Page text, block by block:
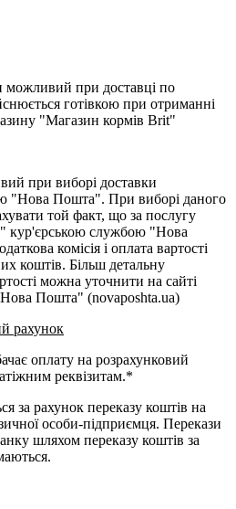
можливий при доставці по
готівкою при отриманні
"Магазин кормів Brit"
при виборі доставки
"Нова Пошта". При виборі даного
той факт, що за послугу
кур'єрською службою "Нова
комісія і оплата вартості
коштів. Більш детальну
можна уточнити на сайті
Пошта" (novaposhta.ua)
рахунок
оплату на розрахунковий
реквізитам.*
рахунок переказу коштів на
особи-підприємця. Перекази
шляхом переказу коштів за